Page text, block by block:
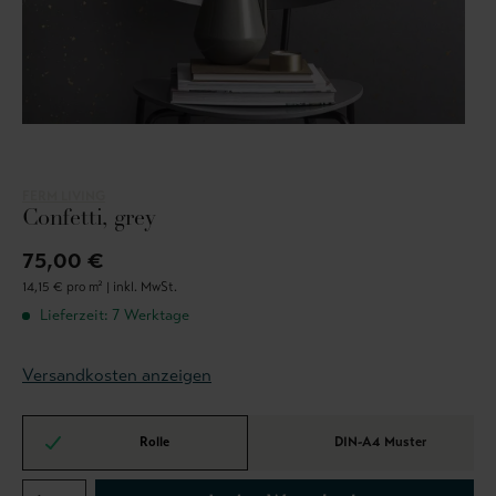
Confetti, grey
75,00 €
14,15 € pro m² | inkl. MwSt.
Lieferzeit: 7 Werktage
Versandkosten anzeigen
Rolle DIN-A4 Muster